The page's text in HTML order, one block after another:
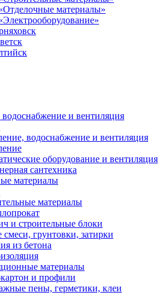
материалы»
и вентиляция
водоснабжение и вентиляция
оборудование и вентиляция
сантехника
материалы
материалы
и строительные блоки
смеси, грунтовки, затирки
из бетона
материалы
и профили
пены, герметики, клеи